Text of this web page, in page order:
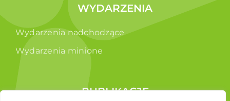
WYDARZENIA
Wydarzenia nadchodzące
Wydarzenia minione
PUBLIKACJE